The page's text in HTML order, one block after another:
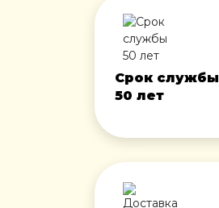
Срок службы
50 лет